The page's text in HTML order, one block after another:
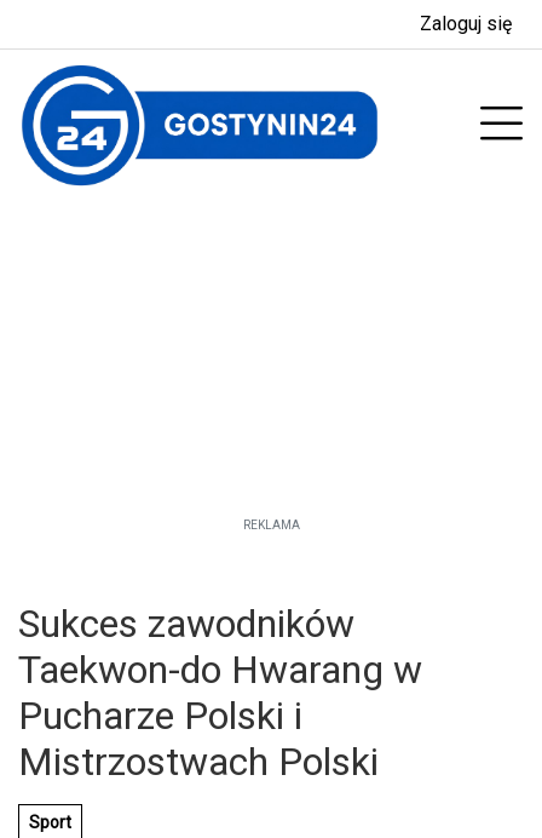
Zaloguj się
REKLAMA
Sukces zawodników
Taekwon-do Hwarang w
Pucharze Polski i
Mistrzostwach Polski
Sport